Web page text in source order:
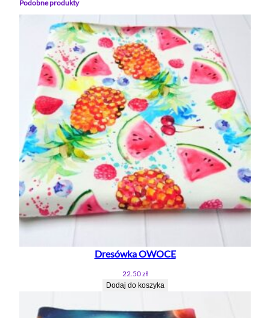
Podobne produkty
Dresówka OWOCE
22.50zł
Dodaj do koszyka